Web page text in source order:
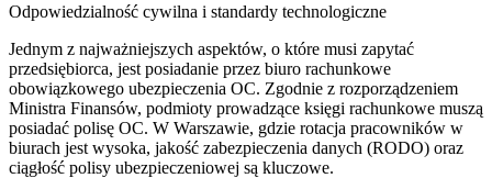
Odpowiedzialność cywilna i standardy technologiczne
Jednym z najważniejszych aspektów, o które musi zapytać
przedsiębiorca, jest posiadanie przez biuro rachunkowe
obowiązkowego ubezpieczenia OC. Zgodnie z rozporządzeniem
Ministra Finansów, podmioty prowadzące księgi rachunkowe muszą
posiadać polisę OC. W Warszawie, gdzie rotacja pracowników w
biurach jest wysoka, jakość zabezpieczenia danych (RODO) oraz
ciągłość polisy ubezpieczeniowej są kluczowe.